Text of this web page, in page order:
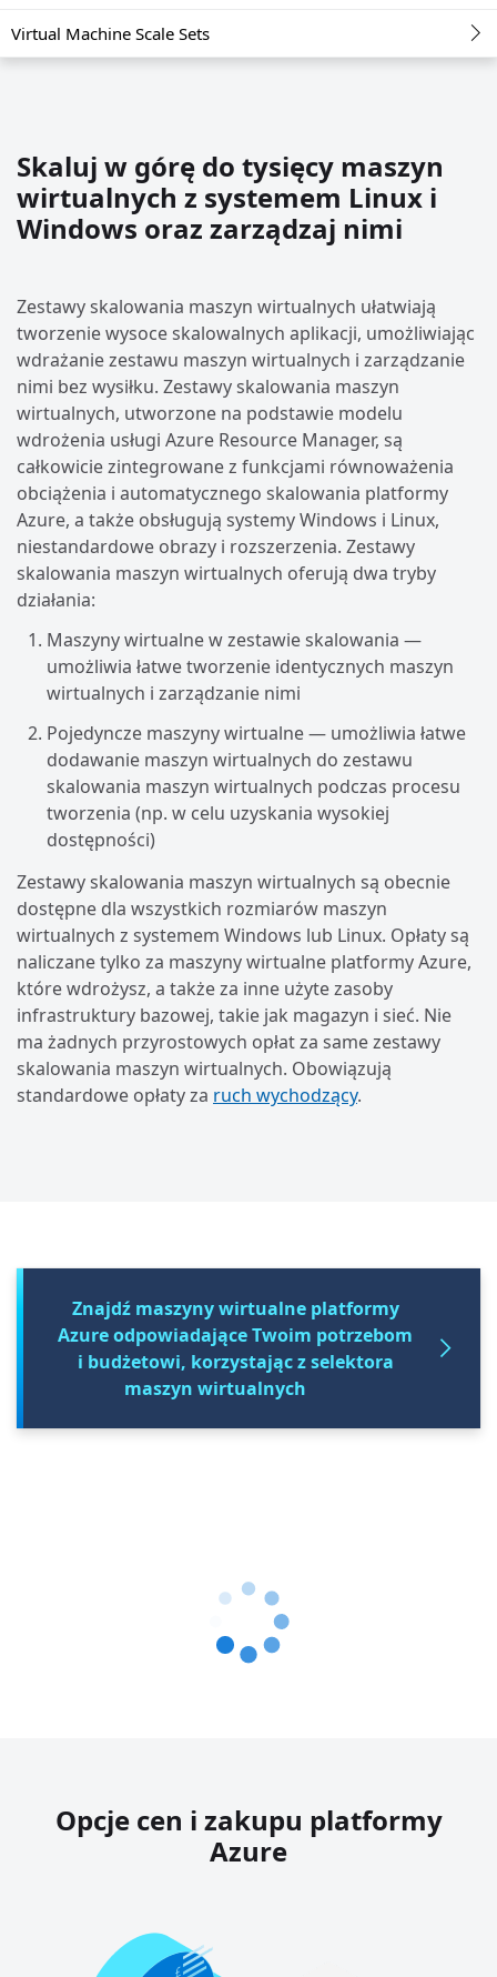
Virtual Machine Scale Sets
Skaluj w górę do tysięcy maszyn
wirtualnych z systemem Linux i
Windows oraz zarządzaj nimi
Zestawy skalowania maszyn wirtualnych ułatwiają
tworzenie wysoce skalowalnych aplikacji, umożliwiając
wdrażanie zestawu maszyn wirtualnych i zarządzanie
nimi bez wysiłku. Zestawy skalowania maszyn
wirtualnych, utworzone na podstawie modelu
wdrożenia usługi Azure Resource Manager, są
całkowicie zintegrowane z funkcjami równoważenia
obciążenia i automatycznego skalowania platformy
Azure, a także obsługują systemy Windows i Linux,
niestandardowe obrazy i rozszerzenia. Zestawy
skalowania maszyn wirtualnych oferują dwa tryby
działania:
Maszyny wirtualne w zestawie skalowania —
umożliwia łatwe tworzenie identycznych maszyn
wirtualnych i zarządzanie nimi
Pojedyncze maszyny wirtualne — umożliwia łatwe
dodawanie maszyn wirtualnych do zestawu
skalowania maszyn wirtualnych podczas procesu
tworzenia (np. w celu uzyskania wysokiej
dostępności)
Zestawy skalowania maszyn wirtualnych są obecnie
dostępne dla wszystkich rozmiarów maszyn
wirtualnych z systemem Windows lub Linux. Opłaty są
naliczane tylko za maszyny wirtualne platformy Azure,
które wdrożysz, a także za inne użyte zasoby
infrastruktury bazowej, takie jak magazyn i sieć. Nie
ma żadnych przyrostowych opłat za same zestawy
skalowania maszyn wirtualnych. Obowiązują
standardowe opłaty za ruch wychodzący.
Znajdź maszyny wirtualne platformy
Azure odpowiadające Twoim potrzebom
i budżetowi, korzystając z selektora
maszyn wirtualnych
Opcje cen i zakupu platformy
Azure